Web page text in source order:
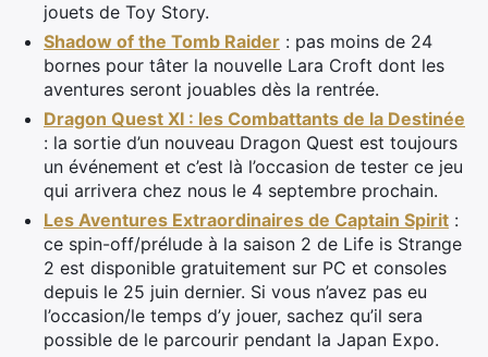
jouets de Toy Story.
Shadow of the Tomb Raider : pas moins de 24
bornes pour tâter la nouvelle Lara Croft dont les
aventures seront jouables dès la rentrée.
Dragon Quest XI : les Combattants de la Destinée
: la sortie d’un nouveau Dragon Quest est toujours
un événement et c’est là l’occasion de tester ce jeu
qui arrivera chez nous le 4 septembre prochain.
Les Aventures Extraordinaires de Captain Spirit :
ce spin-off/prélude à la saison 2 de Life is Strange
2 est disponible gratuitement sur PC et consoles
depuis le 25 juin dernier. Si vous n’avez pas eu
l’occasion/le temps d’y jouer, sachez qu’il sera
possible de le parcourir pendant la Japan Expo.